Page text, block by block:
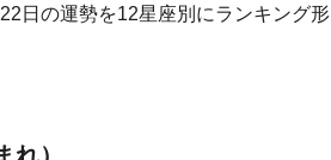
日の運勢を12星座別にランキング形